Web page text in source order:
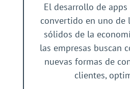
El desarrollo de
convertido en uno de
sólidos de la
las empresas buscan
nuevas formas de
clientes,